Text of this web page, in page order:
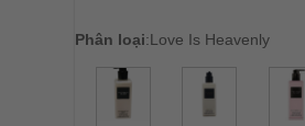
Phân loại:Love Is Heavenly